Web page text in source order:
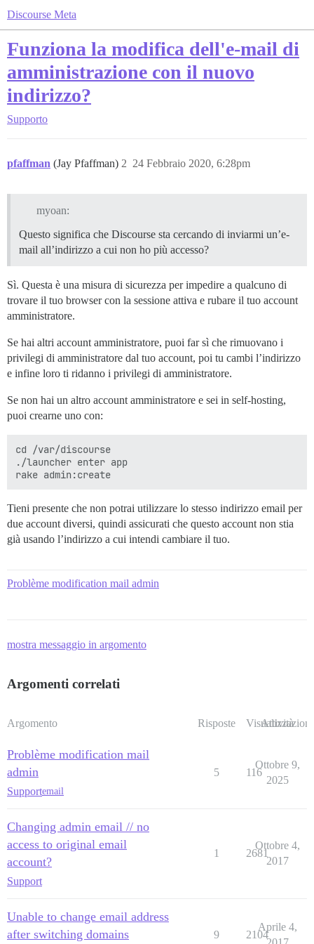
Discourse Meta
Funziona la modifica dell'e-mail di
amministrazione con il nuovo
indirizzo?
Supporto
pfaffman (Jay Pfaffman) 24 Febbraio 2020, 6:28pm
2
myoan:
Questo significa che Discourse sta cercando di inviarmi un’e-
mail all’indirizzo a cui non ho più accesso?
Sì. Questa è una misura di sicurezza per impedire a qualcuno di
trovare il tuo browser con la sessione attiva e rubare il tuo account
amministratore.
Se hai altri account amministratore, puoi far sì che rimuovano i
privilegi di amministratore dal tuo account, poi tu cambi l’indirizzo
e infine loro ti ridanno i privilegi di amministratore.
Se non hai un altro account amministratore e sei in self-hosting,
puoi crearne uno con:
cd /var/discourse
./launcher enter app
Tieni presente che non potrai utilizzare lo stesso indirizzo email per
due account diversi, quindi assicurati che questo account non stia
già usando l’indirizzo a cui intendi cambiare il tuo.
Problème modification mail admin
mostra messaggio in argomento
Argomenti correlati
Argomento Risposte Visualizzazioni
Attività
Problème modification mail
admin
Supportemail
5 116
Ottobre 9,
2025
Changing admin email // no
access to original email
account?
Support
1 2681
Ottobre 4,
2017
Unable to change email address
after switching domains
9 2104
Aprile 4,